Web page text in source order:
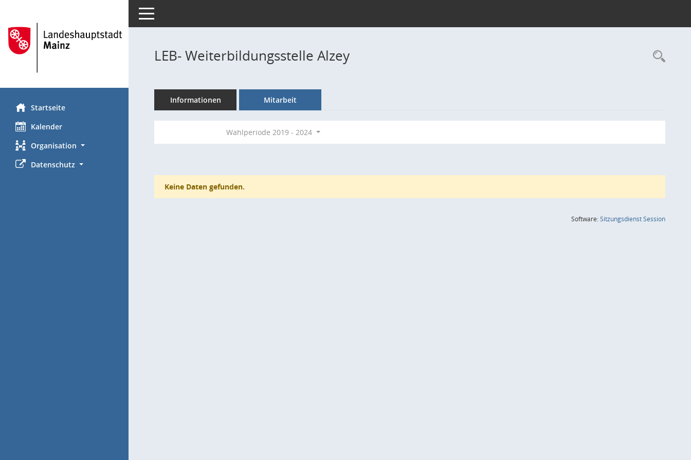
Startseite
Kalender
Organisation
Datenschutz
Toggle navigation
LEB- Weiterbildungsstelle Alzey
Informationen Mitarbeit
Wahlperiode 2019 - 2024
Keine Daten gefunden.
Software:SitzungsdienstSession(Wird in